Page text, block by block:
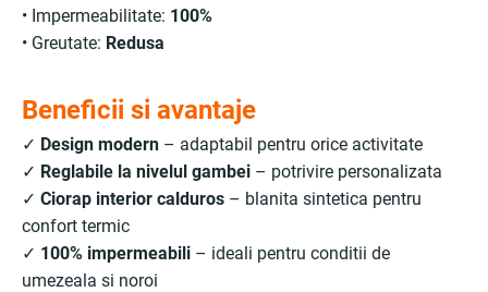
• Impermeabilitate: 100%
• Greutate: Redusa
Beneficii si avantaje
✓ Design modern – adaptabil pentru orice activitate
✓ Reglabile la nivelul gambei – potrivire personalizata
✓ Ciorap interior calduros – blanita sintetica pentru
confort termic
✓ 100% impermeabili – ideali pentru conditii de
umezeala si noroi